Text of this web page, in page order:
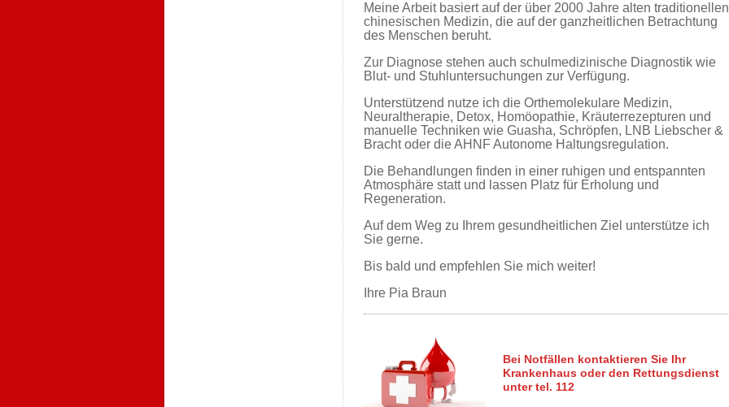
Meine Arbeit basiert auf der über 2000 Jahre alten traditionellen
chinesischen Medizin, die auf der ganzheitlichen Betrachtung
des Menschen beruht.
Zur Diagnose stehen auch schulmedizinische Diagnostik wie
Blut- und Stuhluntersuchungen zur Verfügung.
Unterstützend nutze ich die Orthemolekulare Medizin,
Neuraltherapie, Detox, Homöopathie, Kräuterrezepturen und
manuelle Techniken wie Guasha, Schröpfen, LNB Liebscher &
Bracht oder die AHNF Autonome Haltungsregulation.
Die Behandlungen finden in einer ruhigen und entspannten
Atmosphäre statt und lassen Platz für Erholung und
Regeneration.
Auf dem Weg zu Ihrem gesundheitlichen Ziel unterstütze ich
Sie gerne.
Bis bald und empfehlen Sie mich weiter!
Ihre Pia Braun
Bei Notfällen kontaktieren Sie Ihr
Krankenhaus oder den Rettungsdienst
unter tel. 112